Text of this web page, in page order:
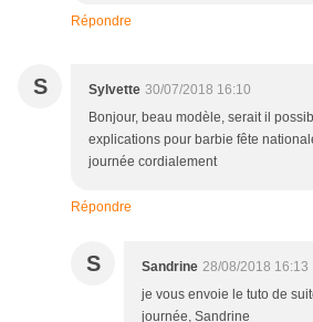
Répondre
S Sylvette 30/07/2018 16:10
Bonjour, beau modèle, serait il
explications pour barbie fête
journée cordialement
Répondre
S Sandrine 28/08/2018 16:13
je vous envoie le tuto de
journée, Sandrine